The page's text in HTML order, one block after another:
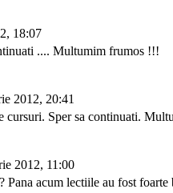
18:07
.... Multumim frumos !!!
2012, 20:41
cursuri. Sper sa continuati.
2012, 11:00
Pana acum lectiile au fost foarte